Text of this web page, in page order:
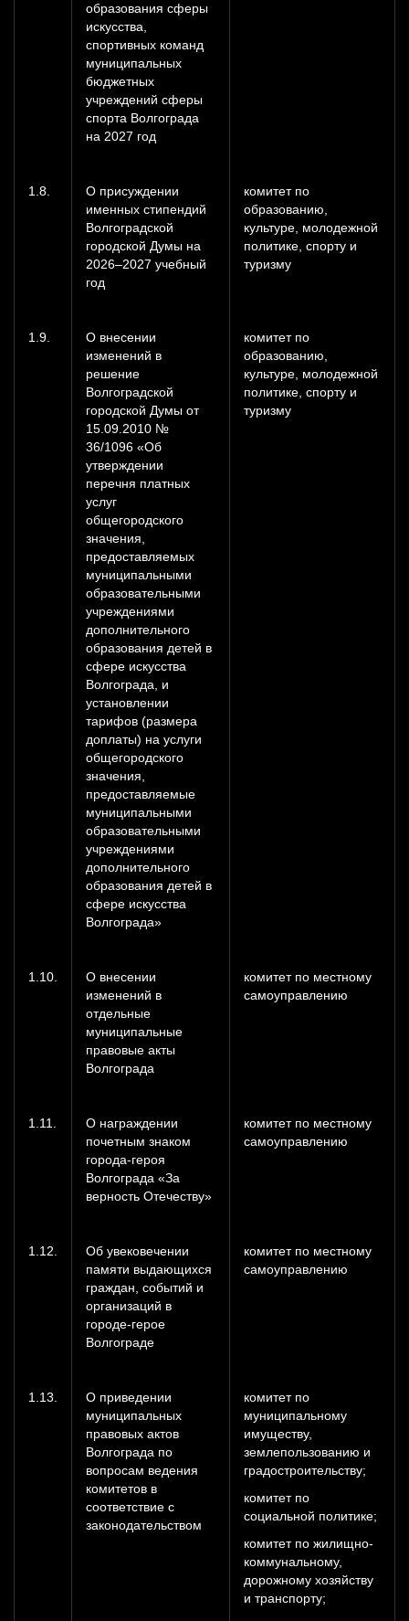
образования сферы
искусства,
спортивных команд
муниципальных
бюджетных
учреждений сферы
спорта Волгограда
на 2027 год
1.8.
О присуждении
именных стипендий
Волгоградской
городской Думы на
2026–2027 учебный
год
комитет по
образованию,
культуре, молодежной
политике, спорту и
туризму
1.9.
О внесении
изменений в
решение
Волгоградской
городской Думы от
15.09.2010 №
36/1096 «Об
утверждении
перечня платных
услуг
общегородского
значения,
предоставляемых
муниципальными
образовательными
учреждениями
дополнительного
образования детей в
сфере искусства
Волгограда, и
установлении
тарифов (размера
доплаты) на услуги
общегородского
значения,
предоставляемые
муниципальными
образовательными
учреждениями
дополнительного
образования детей в
сфере искусства
Волгограда»
комитет по
образованию,
культуре, молодежной
политике, спорту и
туризму
1.10.
О внесении
изменений в
отдельные
муниципальные
правовые акты
Волгограда
комитет по местному
самоуправлению
1.11.
О награждении
почетным знаком
города-героя
Волгограда «За
верность Отечеству»
комитет по местному
самоуправлению
1.12.
Об увековечении
памяти выдающихся
граждан, событий и
организаций в
городе-герое
Волгограде
комитет по местному
самоуправлению
1.13.
О приведении
муниципальных
правовых актов
Волгограда по
вопросам ведения
комитетов в
соответствие с
законодательством
комитет по
муниципальному
имуществу,
землепользованию и
градостроительству;
комитет по
социальной политике;
комитет по жилищно-
коммунальному,
дорожному хозяйству
и транспорту;